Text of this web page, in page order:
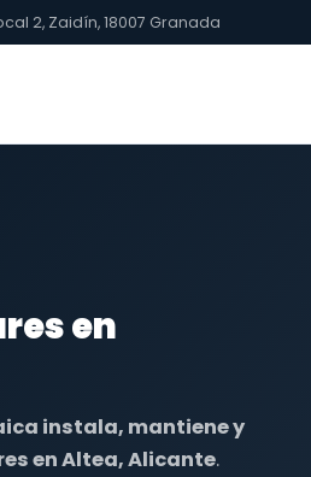
2, Zaidín, 18007 Granada
en
instala, mantiene y
en Altea, Alicante.